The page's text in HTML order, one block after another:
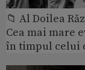
📁 Al Doilea
Cea mai mare
în timpul celui